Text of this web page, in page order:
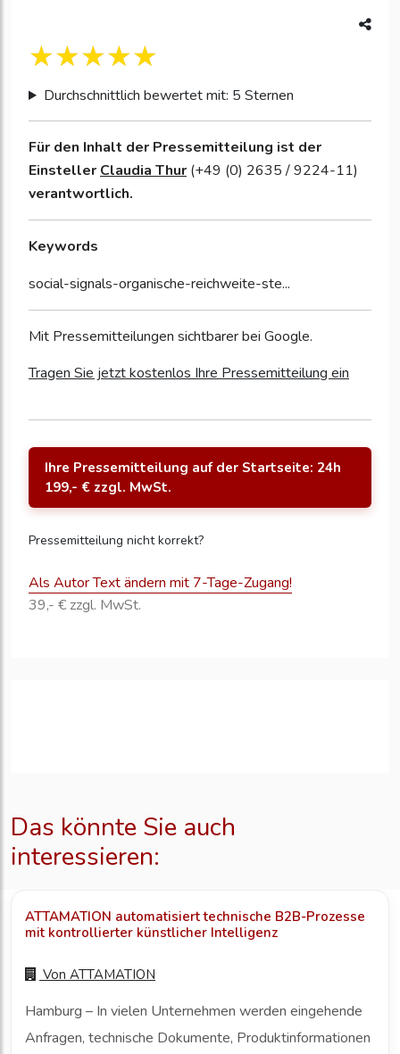
Durchschnittlich bewertet mit: 5 Sternen
Für den Inhalt der Pressemitteilung ist der
Einsteller Claudia Thur (+49 (0) 2635 / 9224-11)
verantwortlich.
Keywords
social-signals-organische-reichweite-ste...
Mit Pressemitteilungen sichtbarer bei Google.
Tragen Sie jetzt kostenlos Ihre Pressemitteilung ein
Ihre Pressemitteilung auf der Startseite: 24h
199,- € zzgl. MwSt.
Pressemitteilung nicht korrekt?
Als Autor Text ändern mit 7-Tage-Zugang!
39,- € zzgl. MwSt.
Das könnte Sie auch
interessieren:
ATTAMATION automatisiert technische B2B-Prozesse
mit kontrollierter künstlicher Intelligenz
Von ATTAMATION
Hamburg – In vielen Unternehmen werden eingehende
Anfragen, technische Dokumente, Produktinformationen